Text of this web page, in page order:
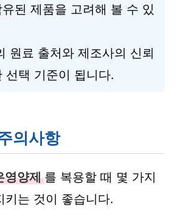
된 제품을 고려해 볼 수 있
원료 출처와 제조사의 신뢰
선택 기준이 됩니다.
의사항
영양제 를 복용할 때 몇 가지
키는 것이 좋습니다.